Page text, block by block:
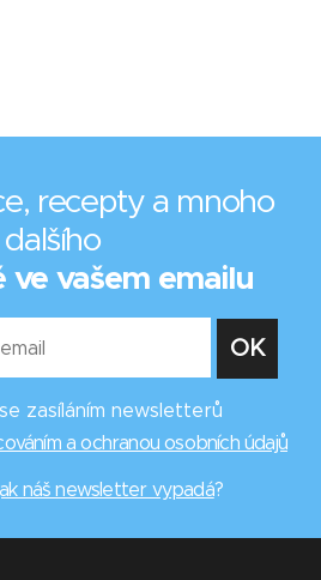
recepty a mnoho
dalšího
ve vašem emailu
zasíláním newsletterů
a ochranou osobních údajů
náš newsletter vypadá?